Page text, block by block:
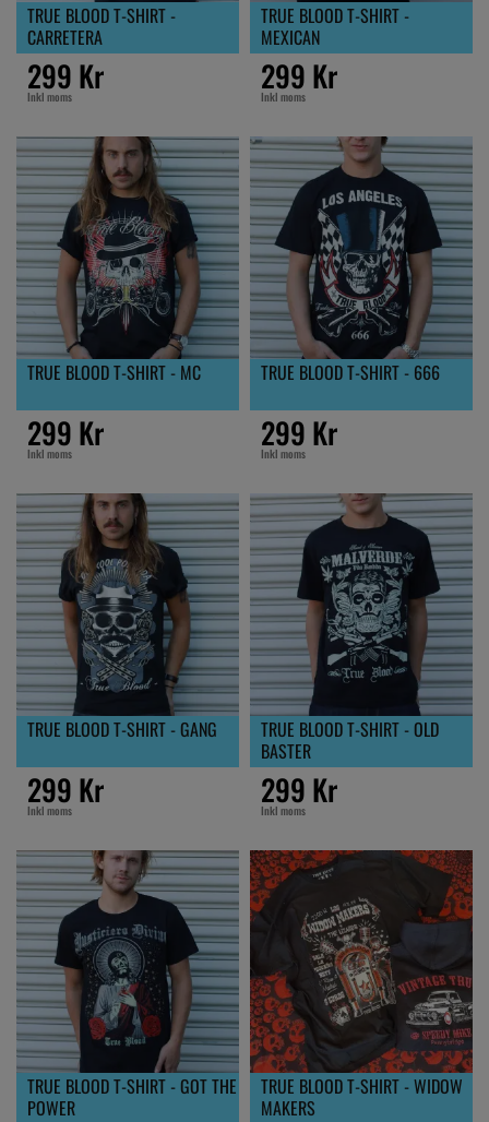
TRUE BLOOD T-SHIRT -
CARRETERA
299 Kr
Inkl moms
TRUE BLOOD T-SHIRT -
MEXICAN
299 Kr
Inkl moms
TRUE BLOOD T-SHIRT - MC
299 Kr
Inkl moms
TRUE BLOOD T-SHIRT - 666
299 Kr
Inkl moms
TRUE BLOOD T-SHIRT - GANG
299 Kr
Inkl moms
TRUE BLOOD T-SHIRT - OLD
BASTER
299 Kr
Inkl moms
TRUE BLOOD T-SHIRT - GOT THE
POWER
TRUE BLOOD T-SHIRT - WIDOW
MAKERS